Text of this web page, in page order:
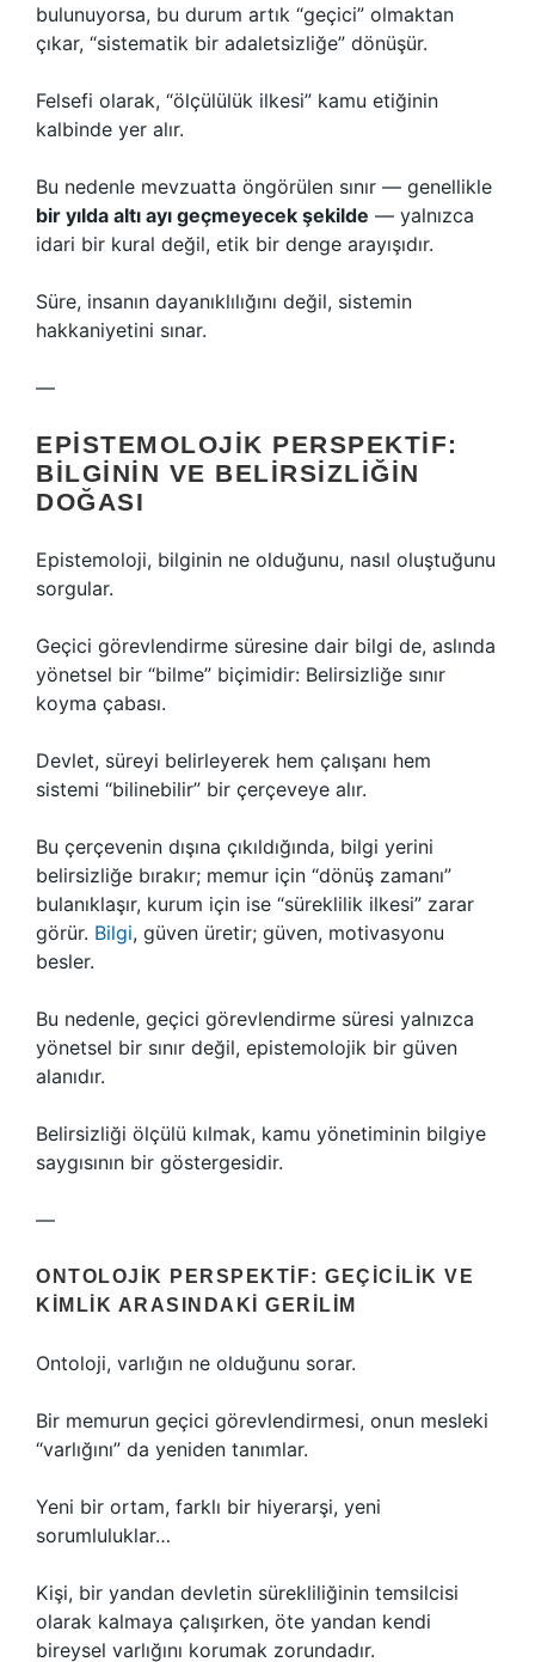
bulunuyorsa, bu durum artık “geçici” olmaktan
çıkar, “sistematik bir adaletsizliğe” dönüşür.
Felsefi olarak, “ölçülülük ilkesi” kamu etiğinin
kalbinde yer alır.
Bu nedenle mevzuatta öngörülen sınır — genellikle
bir yılda altı ayı geçmeyecek şekilde — yalnızca
idari bir kural değil, etik bir denge arayışıdır.
Süre, insanın dayanıklılığını değil, sistemin
hakkaniyetini sınar.
—
EPISTEMOLOJIK PERSPEKTIF:
BILGININ VE BELIRSIZLIĞIN
DOĞASI
Epistemoloji, bilginin ne olduğunu, nasıl oluştuğunu
sorgular.
Geçici görevlendirme süresine dair bilgi de, aslında
yönetsel bir “bilme” biçimidir: Belirsizliğe sınır
koyma çabası.
Devlet, süreyi belirleyerek hem çalışanı hem
sistemi “bilinebilir” bir çerçeveye alır.
Bu çerçevenin dışına çıkıldığında, bilgi yerini
belirsizliğe bırakır; memur için “dönüş zamanı”
bulanıklaşır, kurum için ise “süreklilik ilkesi” zarar
görür. Bilgi, güven üretir; güven, motivasyonu
besler.
Bu nedenle, geçici görevlendirme süresi yalnızca
yönetsel bir sınır değil, epistemolojik bir güven
alanıdır.
Belirsizliği ölçülü kılmak, kamu yönetiminin bilgiye
saygısının bir göstergesidir.
—
ONTOLOJIK PERSPEKTIF: GEÇICILIK VE
KIMLIK ARASINDAKI GERILIM
Ontoloji, varlığın ne olduğunu sorar.
Bir memurun geçici görevlendirmesi, onun mesleki
“varlığını” da yeniden tanımlar.
Yeni bir ortam, farklı bir hiyerarşi, yeni
sorumluluklar…
Kişi, bir yandan devletin sürekliliğinin temsilcisi
olarak kalmaya çalışırken, öte yandan kendi
bireysel varlığını korumak zorundadır.